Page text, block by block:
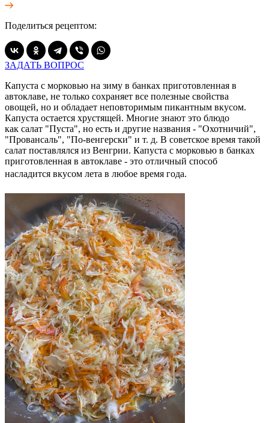
Поделиться рецептом:
ЗАДАТЬ ВОПРОС
Капуста с морковью на зиму в банках приготовленная в
автоклаве, не только сохраняет все полезные свойства
овощей, но и обладает неповторимым пикантным вкусом.
Капуста остается хрустящей. Многие знают это блюдо
как салат "Пуста", но есть и другие названия - "Охотничий",
"Провансаль", "По-венгерски" и т. д. В советское время такой
салат поставлялся из Венгрии. Капуста с морковью в банках
приготовленная в автоклаве - это отличный способ
насладится вкусом лета в любое время года.